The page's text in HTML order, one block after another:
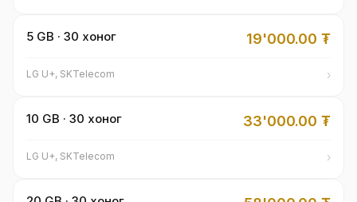
5 GB · 30 хоног 19'000.00 ₮
LG U+, SKTelecom ›
10 GB · 30 хоног 33'000.00 ₮
LG U+, SKTelecom ›